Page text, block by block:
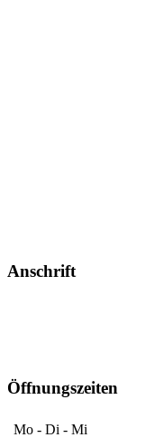
Anschrift
Öffnungszeiten
Mo - Di - Mi